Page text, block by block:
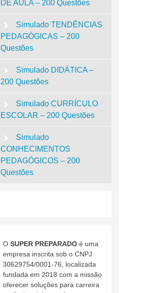
DE AULA – 200 Questões
Simulado TENDÊNCIAS
PEDAGÓGICAS – 200
Questões
Simulado DIDÁTICA –
200 Questões
Simulado CURRÍCULO
ESCOLAR – 200 Questões
Simulado
CONHECIMENTOS
PEDAGÓGICOS – 200
Questões
O SUPER PREPARADOé uma
empresa inscrita sob o CNPJ
30629754/0001-76, localizada
fundada em 2018 com a missão
oferecer soluções para carreira